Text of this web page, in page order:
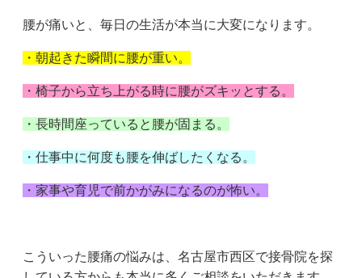
腰が痛いと、毎日の生活が本当に大変になります。
・朝起きた瞬間に腰が重い。
・椅子から立ち上がる時に腰がズキッとする。
・長時間座っていると腰が固まる。
・仕事中に何度も腰を伸ばしたくなる。
・ 家事や育児で前かがみになるのが怖い。
こういった腰痛の悩みは、名古屋市西区で接骨院を探